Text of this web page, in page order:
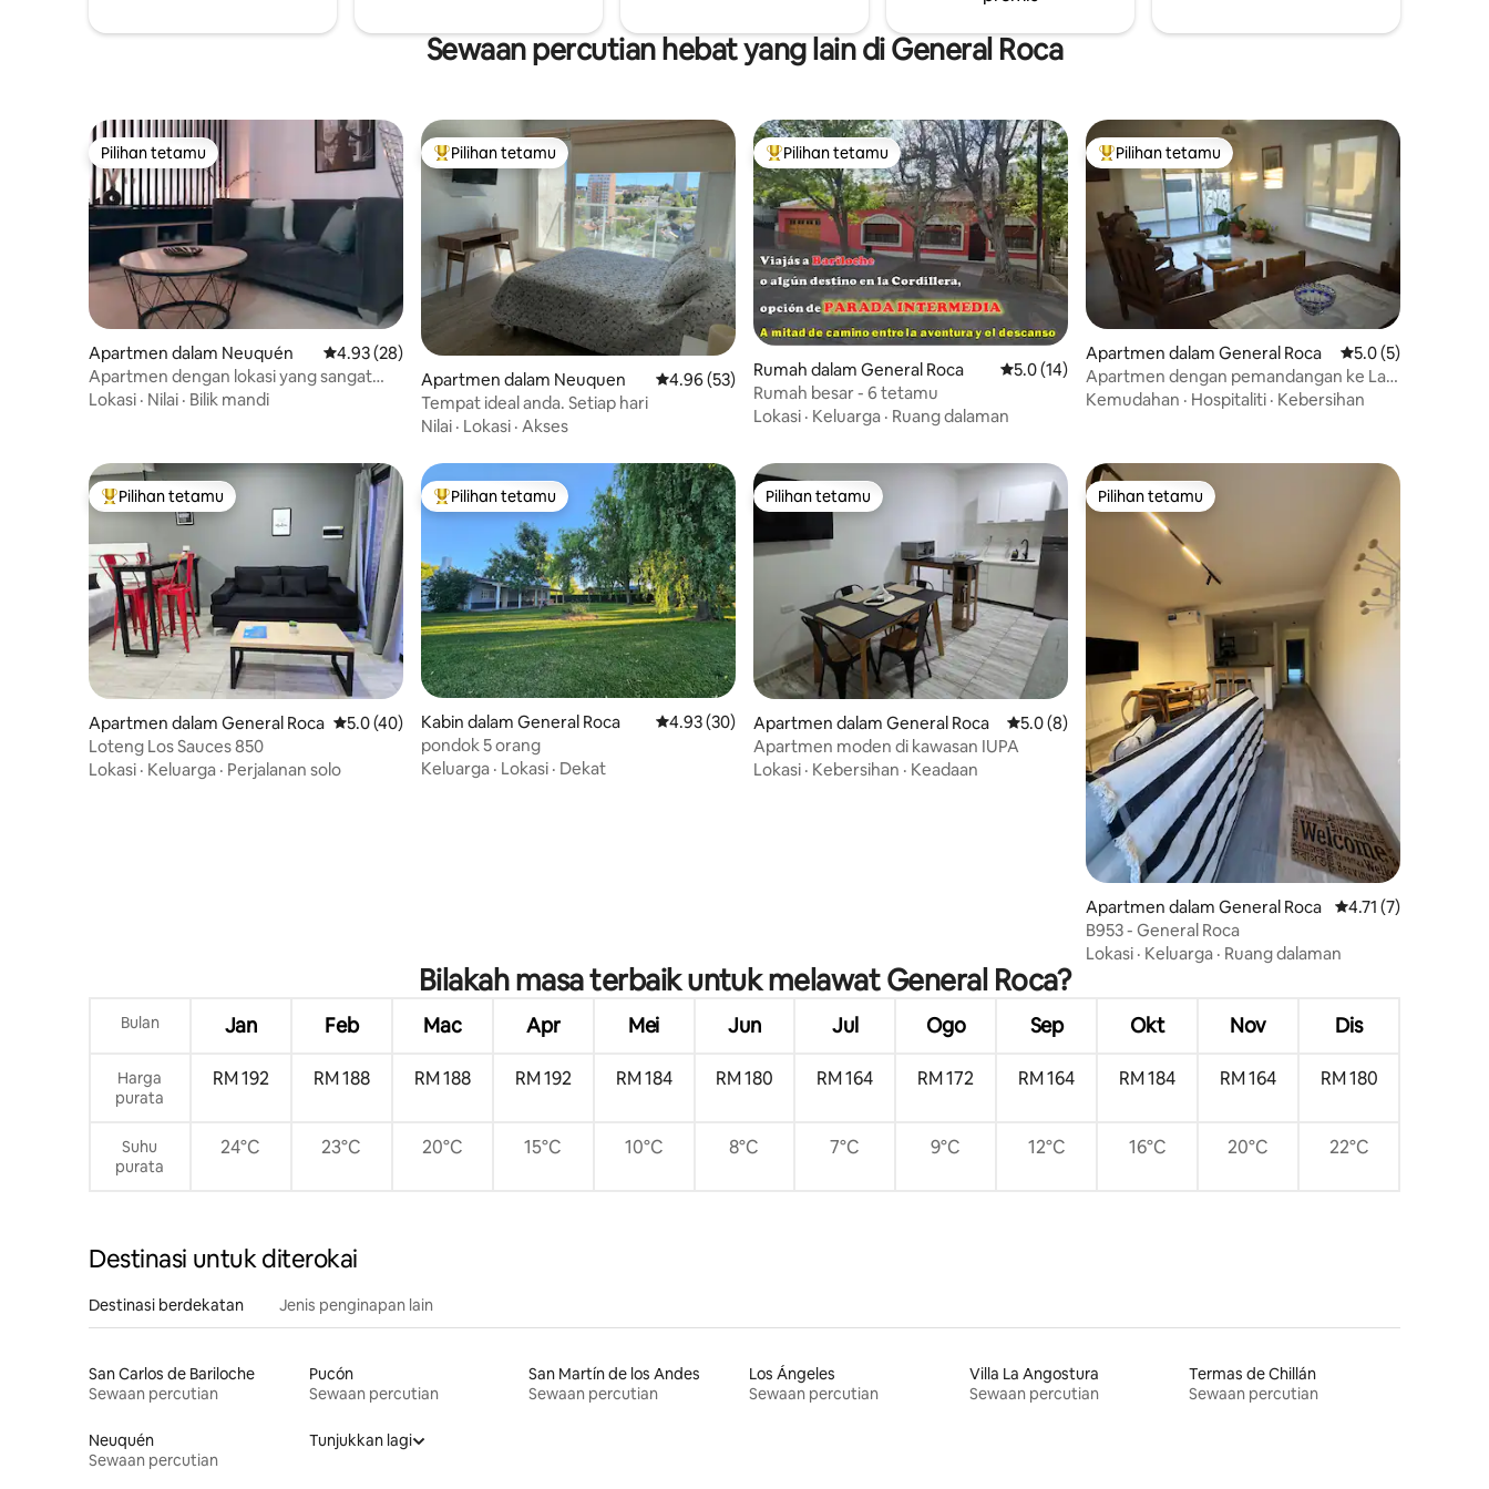
Sewaan percutian hebat yang lain di General Roca
Pilihan tetamu
Pilihan tetamu
Apartmen dalam Neuquén Penarafan purata 4.93 daripada 5, 28 ulasan
4.93 (28)
Apartmen dengan lokasi yang sangat
baik
Lokasi · Nilai · Bilik mandi
Pilihan utama tetamu
Pilihan tetamu
Apartmen dalam Neuquen Penarafan purata 4.96 daripada 5, 53 ulasan
4.96 (53)
Tempat ideal anda. Setiap hari
Nilai · Lokasi · Akses
Pilihan utama tetamu
Pilihan tetamu
Rumah dalam General Roca Penarafan purata 5.0 daripada 5, 14 ulasan
5.0 (14)
Rumah besar - 6 tetamu
Lokasi · Keluarga · Ruang dalaman
Pilihan utama tetamu
Pilihan tetamu
Apartmen dalam General Roca Penarafan purata
5.0 (5)
Apartmen dengan pemandangan ke Las
Bardas, Cerah dan Tenang
Kemudahan · Hospitaliti · Kebersihan
Pilihan utama tetamu
Pilihan tetamu
Apartmen dalam General Roca Penarafan purata 5.0 daripada 5, 40 ulasan
5.0 (40)
Loteng Los Sauces 850
Lokasi · Keluarga · Perjalanan solo
Pilihan utama tetamu
Pilihan tetamu
Kabin dalam General Roca Penarafan purata 4.93 daripada 5, 30 ulasan
4.93 (30)
pondok 5 orang
Keluarga · Lokasi · Dekat
Pilihan tetamu
Pilihan tetamu
Apartmen dalam General Roca Penarafan purata 5.0 daripada 5, 8 ulasan
5.0 (8)
Apartmen moden di kawasan IUPA
Lokasi · Kebersihan · Keadaan
Pilihan tetamu
Pilihan tetamu
Apartmen dalam General Roca Penarafan purata
4.71 (7)
B953 - General Roca
Lokasi · Keluarga · Ruang dalaman
Bilakah masa terbaik untuk melawat General Roca?
Bulan Jan Feb Mac Apr Mei Jun Jul Ogo Sep Okt Nov Dis
Harga
purata
RM 192 RM 188 RM 188 RM 192 RM 184 RM 180 RM 164 RM 172 RM 164 RM 184 RM 164 RM 180
Suhu
purata
24°C 23°C 20°C 15°C 10°C 8°C 7°C 9°C 12°C 16°C 20°C 22°C
Destinasi untuk diterokai
Destinasi berdekatan Jenis penginapan lain
San Carlos de Bariloche
Sewaan percutian
Pucón
Sewaan percutian
San Martín de los Andes
Sewaan percutian
Los Ángeles
Sewaan percutian
Villa La Angostura
Sewaan percutian
Termas de Chillán
Sewaan percutian
Neuquén
Sewaan percutian
Tunjukkan lagi